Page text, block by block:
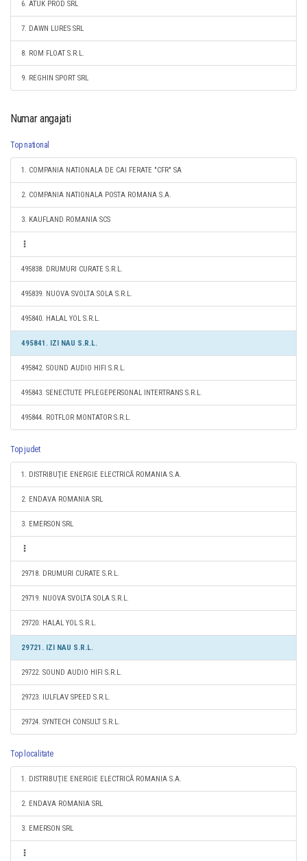
6. ATUK PROD SRL
7. DAWN LURES SRL
8. ROM FLOAT S.R.L.
9. REGHIN SPORT SRL
Numar angajati
Top national
1. COMPANIA NATIONALA DE CAI FERATE "CFR" SA
2. COMPANIA NATIONALA POSTA ROMANA S.A.
3. KAUFLAND ROMANIA SCS
495838. DRUMURI CURATE S.R.L.
495839. NUOVA SVOLTA SOLA S.R.L.
495840. HALAL YOL S.R.L.
495841. IZI NAU S.R.L.
495842. SOUND AUDIO HIFI S.R.L.
495843. SENECTUTE PFLEGEPERSONAL INTERTRANS S.R.L.
495844. ROTFLOR MONTATOR S.R.L.
Top judet
1. DISTRIBUŢIE ENERGIE ELECTRICĂ ROMANIA S.A.
2. ENDAVA ROMANIA SRL
3. EMERSON SRL
29718. DRUMURI CURATE S.R.L.
29719. NUOVA SVOLTA SOLA S.R.L.
29720. HALAL YOL S.R.L.
29721. IZI NAU S.R.L.
29722. SOUND AUDIO HIFI S.R.L.
29723. IULFLAV SPEED S.R.L.
29724. SYNTECH CONSULT S.R.L.
Top localitate
1. DISTRIBUŢIE ENERGIE ELECTRICĂ ROMANIA S.A.
2. ENDAVA ROMANIA SRL
3. EMERSON SRL